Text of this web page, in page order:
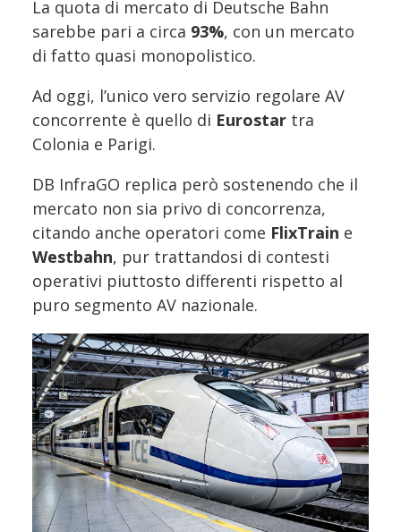
La quota di mercato di Deutsche Bahn
sarebbe pari a circa 93%, con un mercato
di fatto quasi monopolistico.
Ad oggi, l’unico vero servizio regolare AV
concorrente è quello di Eurostar tra
Colonia e Parigi.
DB InfraGO replica però sostenendo che il
mercato non sia privo di concorrenza,
citando anche operatori come FlixTrain e
Westbahn, pur trattandosi di contesti
operativi piuttosto differenti rispetto al
puro segmento AV nazionale.